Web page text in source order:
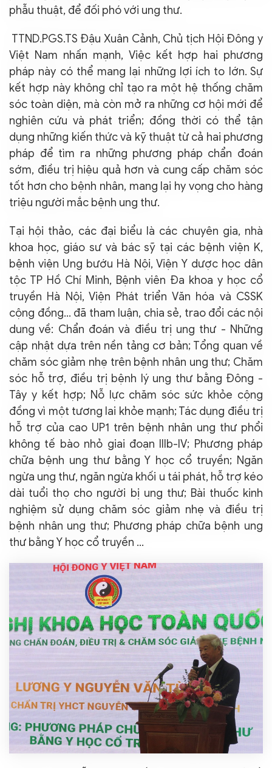
phẫu thuật, để đối phó với ung thư.
TTND.PGS.TS Đậu Xuân Cảnh, Chủ tịch Hội Đông y
Việt Nam nhấn mạnh, Việc kết hợp hai phương
pháp này có thể mang lại những lợi ích to lớn. Sự
kết hợp này không chỉ tạo ra một hệ thống chăm
sóc toàn diện, mà còn mở ra những cơ hội mới để
nghiên cứu và phát triển; đồng thời có thể tận
dụng những kiến thức và kỹ thuật từ cả hai phương
pháp để tìm ra những phương pháp chẩn đoán
sớm, điều trị hiệu quả hơn và cung cấp chăm sóc
tốt hơn cho bệnh nhân, mang lại hy vọng cho hàng
triệu người mắc bệnh ung thư.
Tại hội thảo, các đại biểu là các chuyên gia, nhà
khoa học, giáo sư và bác sỹ tại các bệnh viện K,
bệnh viện Ung bướu Hà Nội, Viện Y dược học dân
tộc TP Hồ Chí Minh, Bệnh viên Đa khoa y học cổ
truyền Hà Nội, Viện Phát triển Văn hóa và CSSK
cộng đồng… đã tham luận, chia sẻ, trao đổi các nội
dung về: Chẩn đoán và điều trị ung thư - Những
cập nhật dựa trên nền tảng cơ bản; Tổng quan về
chăm sóc giảm nhẹ trên bệnh nhân ung thư; Chăm
sóc hỗ trợ, điều trị bệnh lý ung thư bằng Đông -
Tây y kết hợp; Nỗ lực chăm sóc sức khỏe cộng
đồng vì một tương lai khỏe mạnh; Tác dụng điều trị
hỗ trợ của cao UP1 trên bệnh nhân ung thư phổi
không tế bào nhỏ giai đoạn IIIb-IV; Phương pháp
chữa bệnh ung thư bằng Y học cổ truyền; Ngăn
ngừa ung thư, ngăn ngừa khối u tái phát, hỗ trợ kéo
dài tuổi thọ cho người bị ung thư; Bài thuốc kinh
nghiệm sử dụng chăm sóc giảm nhẹ và điều trị
bệnh nhân ung thư; Phương pháp chữa bệnh ung
thư bằng Y học cổ truyền …